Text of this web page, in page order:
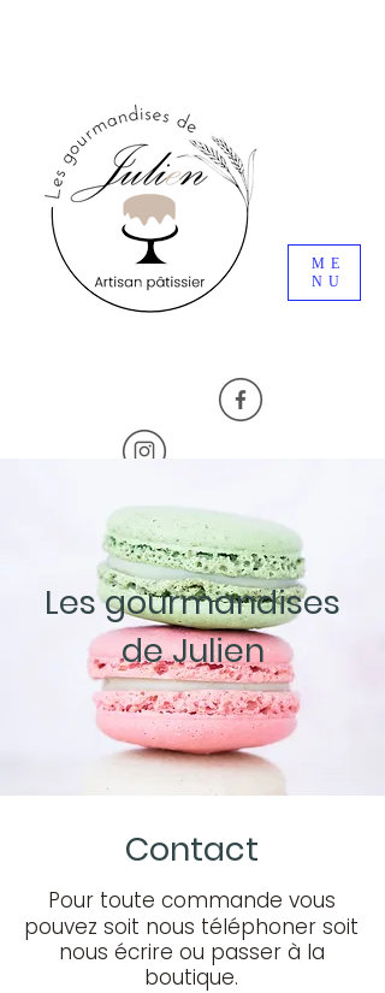
ME
NU
Les gourmandises
de Julien
Contact
Pour toute commande vous
pouvez soit nous téléphoner soit
nous écrire ou passer à la
boutique.